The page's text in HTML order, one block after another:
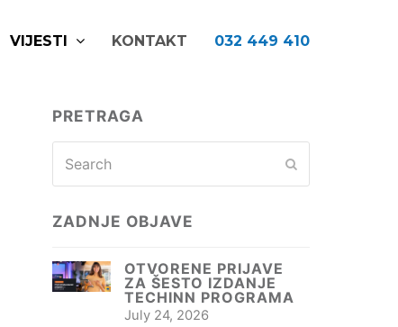
VIJESTI KONTAKT 032 449 410
PRETRAGA
ZADNJE OBJAVE
OTVORENE PRIJAVE
ZA ŠESTO IZDANJE
TECHINN PROGRAMA
July 24, 2026